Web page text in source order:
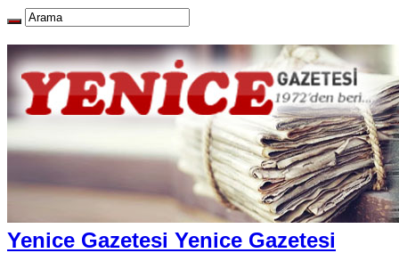
Yenice Gazetesi Yenice Gazetesi